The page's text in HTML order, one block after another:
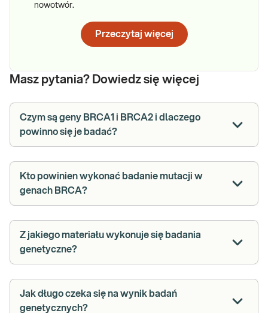
nowotwór.
Przeczytaj więcej
Masz pytania? Dowiedz się więcej
Czym są geny BRCA1 i BRCA2 i dlaczego
powinno się je badać?
Kto powinien wykonać badanie mutacji w
genach BRCA?
Z jakiego materiału wykonuje się badania
genetyczne?
Jak długo czeka się na wynik badań
genetycznych?